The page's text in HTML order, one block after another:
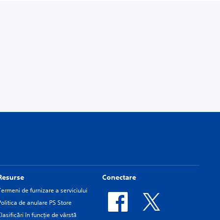
de furnizare a serviciului
de anulare PS Store
în funcţie de vârstă
Conectare